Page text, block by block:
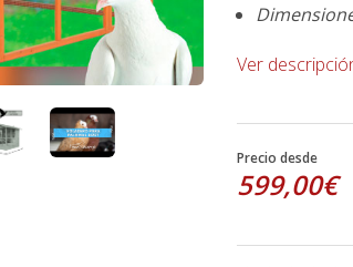
Ver
Precio desde
599,00€